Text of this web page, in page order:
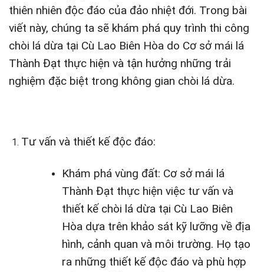
thiên nhiên độc đáo của đảo nhiệt đới. Trong bài
viết này, chúng ta sẽ khám phá quy trình thi công
chòi lá dừa tại Cù Lao Biên Hòa do Cơ sở mái lá
Thành Đạt thực hiện và tận hưởng những trải
nghiệm đặc biệt trong không gian chòi lá dừa.
Tư vấn và thiết kế độc đáo:
Khám phá vùng đất: Cơ sở mái lá
Thành Đạt thực hiện việc tư vấn và
thiết kế chòi lá dừa tại Cù Lao Biên
Hòa dựa trên khảo sát kỹ lưỡng về địa
hình, cảnh quan và môi trường. Họ tạo
ra những thiết kế độc đáo và phù hợp